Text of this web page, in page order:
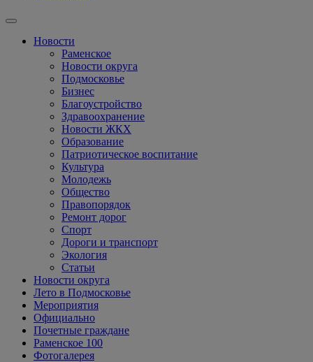
Новости
Раменское
Новости округа
Подмосковье
Бизнес
Благоустройство
Здравоохранение
Новости ЖКХ
Образование
Патриотическое воспитание
Культура
Молодежь
Общество
Правопорядок
Ремонт дорог
Спорт
Дороги и транспорт
Экология
Статьи
Новости округа
Лето в Подмосковье
Мероприятия
Официально
Почетные граждане
Раменское 100
Фотогалерея